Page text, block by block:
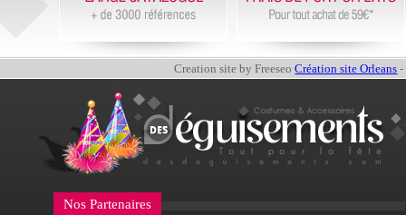
Creation site by FreeseoCréation site Orleans -
Nos Partenaires